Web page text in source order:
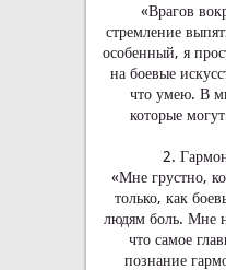
«Врагов
стремление
особенный, я
на боевые
что умею. В
которые
2.
«Мне грустно,
только, как
людям боль. Мне
что самое
познание